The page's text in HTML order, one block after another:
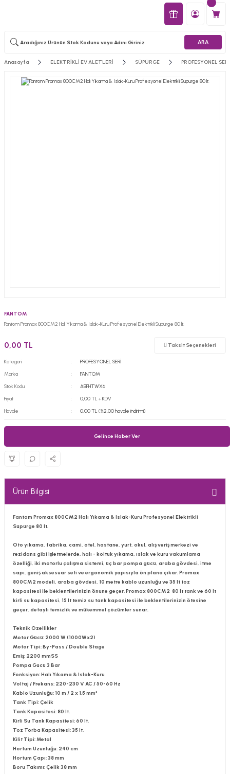
ARA
Anasayfa ELEKTRİKLİ EV ALETLERİ SÜPÜRGE PROFESYONEL SERİ
FANTOM
Fantom Promax 800CM2 Halı Yıkama & Islak-Kuru Profesyonel Elektrikli Süpürge 80 lt.
0,00 TL Taksit Seçenekleri
Kategori
PROFESYONEL SERİ
Marka
FANTOM
Stok Kodu
ABFHTWX6
Fiyat
0,00 TL + KDV
Havale
0,00 TL (%2,00 havale indirimi)
Gelince Haber Ver
Ürün Bilgisi
Fantom Promax 800CM2 Halı Yıkama & Islak-Kuru Profesyonel Elektrikli
Süpürge 80 lt.
Oto yıkama, fabrika, cami, otel, hastane, yurt, okul, alış veriş merkezi ve
rezidans gibi işletmelerde, halı - koltuk yıkama, ıslak ve kuru vakumlama
özelliği, iki motorlu çalışma sistemi, üç bar pompa gücü, araba gövdesi, itme
sapı, geniş aksesuar seti ve ergonomik yapısıyla ön plana çıkar. Promax
800CM2 modeli, araba gövdesi, 10 metre kablo uzunluğu ve 35 lt toz
kapasitesi ile beklentilerinizin önüne geçer. Promax 800CM2 80 lt tank ve 60 lt
kirli su kapasitesi, 15 lt temiz su tank kapasitesi ile beklentilerinizin ötesine
geçer, detaylı temizlik ve mükemmel çözümler sunar.
Teknik Özellikler
Motor Gücü: 2000 W (1000Wx2)
Motor Tipi: By-Pass / Double Stage
Emiş: 2200 mmSS
Pompa Gücü 3 Bar
Fonksiyon: Halı Yıkama & Islak-Kuru
Voltaj / Frekans: 220-230 V AC / 50-60 Hz
Kablo Uzunluğu: 10 m / 2 x 1.5 mm²
Tank Tipi: Çelik
Tank Kapasitesi: 80 lt.
Kirli Su Tank Kapasitesi: 60 lt.
Toz Torba Kapasitesi: 35 lt.
Kilit Tipi: Metal
Hortum Uzunluğu: 240 cm
Hortum Çapı: 38 mm
Boru Takımı: Çelik 38 mm